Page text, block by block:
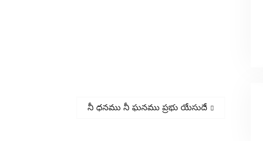
Next
నీ ధనము నీ ఘనము ప్రభు యేసుదే